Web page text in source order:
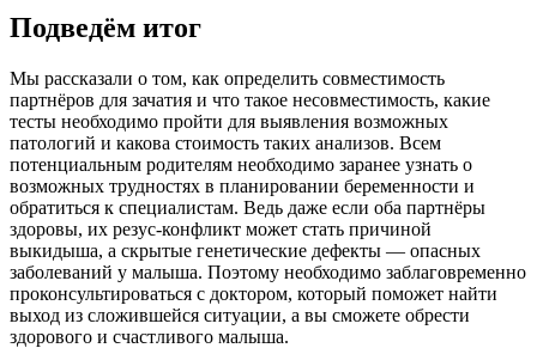
Подведём итог
Мы рассказали о том, как определить совместимость
партнёров для зачатия и что такое несовместимость, какие
тесты необходимо пройти для выявления возможных
патологий и какова стоимость таких анализов. Всем
потенциальным родителям необходимо заранее узнать о
возможных трудностях в планировании беременности и
обратиться к специалистам. Ведь даже если оба партнёры
здоровы, их резус-конфликт может стать причиной
выкидыша, а скрытые генетические дефекты — опасных
заболеваний у малыша. Поэтому необходимо заблаговременно
проконсультироваться с доктором, который поможет найти
выход из сложившейся ситуации, а вы сможете обрести
здорового и счастливого малыша.